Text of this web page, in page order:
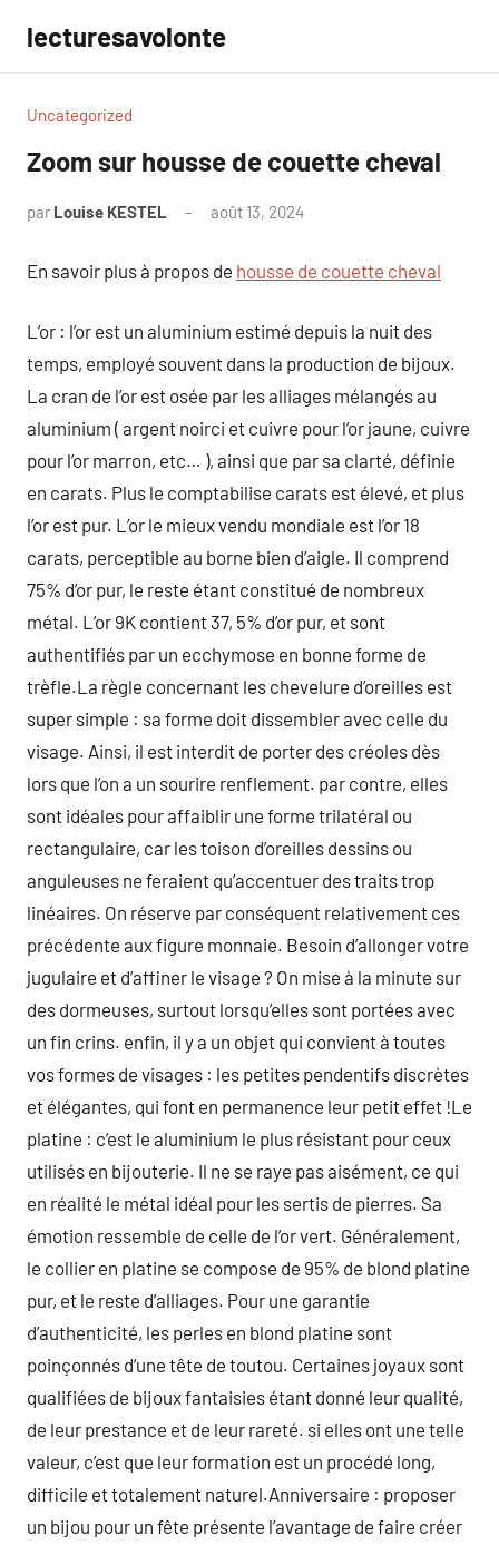
contenu
lecturesavolonte
Uncategorized
Zoom sur housse de couette cheval
par Louise KESTEL août 13, 2024
En savoir plus à propos de housse de couette cheval
L’or : l’or est un aluminium estimé depuis la nuit des
temps, employé souvent dans la production de bijoux.
La cran de l’or est osée par les alliages mélangés au
aluminium ( argent noirci et cuivre pour l’or jaune, cuivre
pour l’or marron, etc… ), ainsi que par sa clarté, définie
en carats. Plus le comptabilise carats est élevé, et plus
l’or est pur. L’or le mieux vendu mondiale est l’or 18
carats, perceptible au borne bien d’aigle. Il comprend
75% d’or pur, le reste étant constitué de nombreux
métal. L’or 9K contient 37, 5% d’or pur, et sont
authentifiés par un ecchymose en bonne forme de
trèfle.La règle concernant les chevelure d’oreilles est
super simple : sa forme doit dissembler avec celle du
visage. Ainsi, il est interdit de porter des créoles dès
lors que l’on a un sourire renflement. par contre, elles
sont idéales pour affaiblir une forme trilatéral ou
rectangulaire, car les toison d’oreilles dessins ou
anguleuses ne feraient qu’accentuer des traits trop
linéaires. On réserve par conséquent relativement ces
précédente aux figure monnaie. Besoin d’allonger votre
jugulaire et d’affiner le visage ? On mise à la minute sur
des dormeuses, surtout lorsqu’elles sont portées avec
un fin crins. enfin, il y a un objet qui convient à toutes
vos formes de visages : les petites pendentifs discrètes
et élégantes, qui font en permanence leur petit effet !Le
platine : c’est le aluminium le plus résistant pour ceux
utilisés en bijouterie. Il ne se raye pas aisément, ce qui
en réalité le métal idéal pour les sertis de pierres. Sa
émotion ressemble de celle de l’or vert. Généralement,
le collier en platine se compose de 95% de blond platine
pur, et le reste d’alliages. Pour une garantie
d’authenticité, les perles en blond platine sont
poinçonnés d’une tête de toutou. Certaines joyaux sont
qualifiées de bijoux fantaisies étant donné leur qualité,
de leur prestance et de leur rareté. si elles ont une telle
valeur, c’est que leur formation est un procédé long,
difficile et totalement naturel.Anniversaire : proposer
un bijou pour un fête présente l’avantage de faire créer